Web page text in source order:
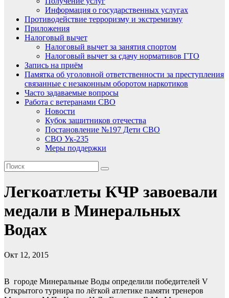
Информация о государственных услугах
Противодействие терроризму и экстремизму
Приложения
Налоговый вычет
Налоговый вычет за занятия спортом
Налоговый вычет за сдачу нормативов ГТО
Запись на приём
Памятка об уголовной ответственности за преступления
связанные с незаконным оборотом наркотиков
Часто задаваемые вопросы
Работа с ветеранами СВО
Новости
Кубок защитников отечества
Постановление №197 Дети СВО
СВО Ук-235
Меры поддержки
Легкоатлеты КЧР завоевали
медали в Минеральных
Водах
Окт 12, 2015
В городе Минеральные Воды определили победителей V
Открытого турнира по лёгкой атлетике памяти тренеров